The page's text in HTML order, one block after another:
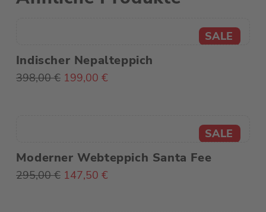
Indischer Nepalteppich
398,00€ Ursprünglicher
199,00 €Aktueller
Moderner Webteppich Santa Fee
295,00€ Ursprünglicher
147,50 €Aktueller